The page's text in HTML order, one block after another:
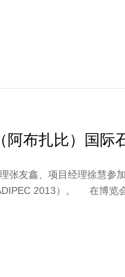
布扎比）国际
张友鑫、项目经理徐慧参
博览会第一天（2013